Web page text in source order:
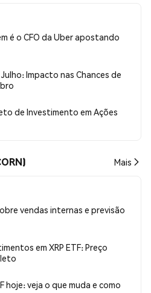
é o CFO da Uber apostando
Impacto nas Chances de
de Investimento em Ações
Mais
vendas internas e previsão
em XRP ETF: Preço
hoje: veja o que muda e como